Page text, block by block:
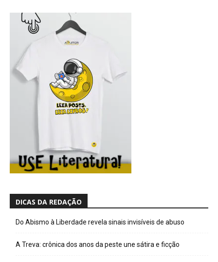
DICAS DA REDAÇÃO
Do Abismo à Liberdade revela sinais invisíveis de abuso
A Treva: crônica dos anos da peste une sátira e ficção